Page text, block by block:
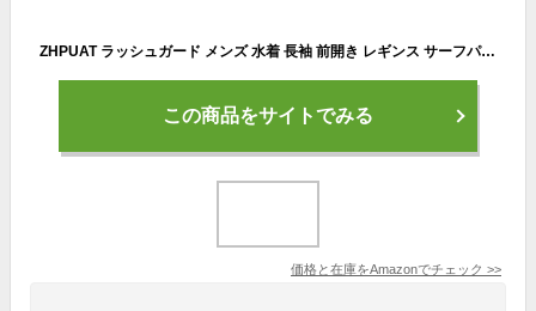
ZHPUAT ラッシュガード メンズ 水着 長袖 前開き レギンス サーフパンツ フィットネス 男性 UVカット温泉 ビーチ 水泳 スイミング 吸汗 速乾 3点セット03 XL
この商品をサイトでみる
価格と在庫をAmazonでチェック >>